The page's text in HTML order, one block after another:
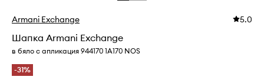
Armani Exchange 5.0
Шапка Armani Exchange
в бяло с апликация 944170 1A170 NOS
-31%